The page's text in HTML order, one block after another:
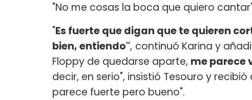
"No me cosas la boca que quiero
"Es fuerte que digan que te quieren
bien, entiendo", continuó Karina y
Floppy de quedarse aparte, me parece
decir, en serio", insistió Tesouro y
parece fuerte pero bueno".